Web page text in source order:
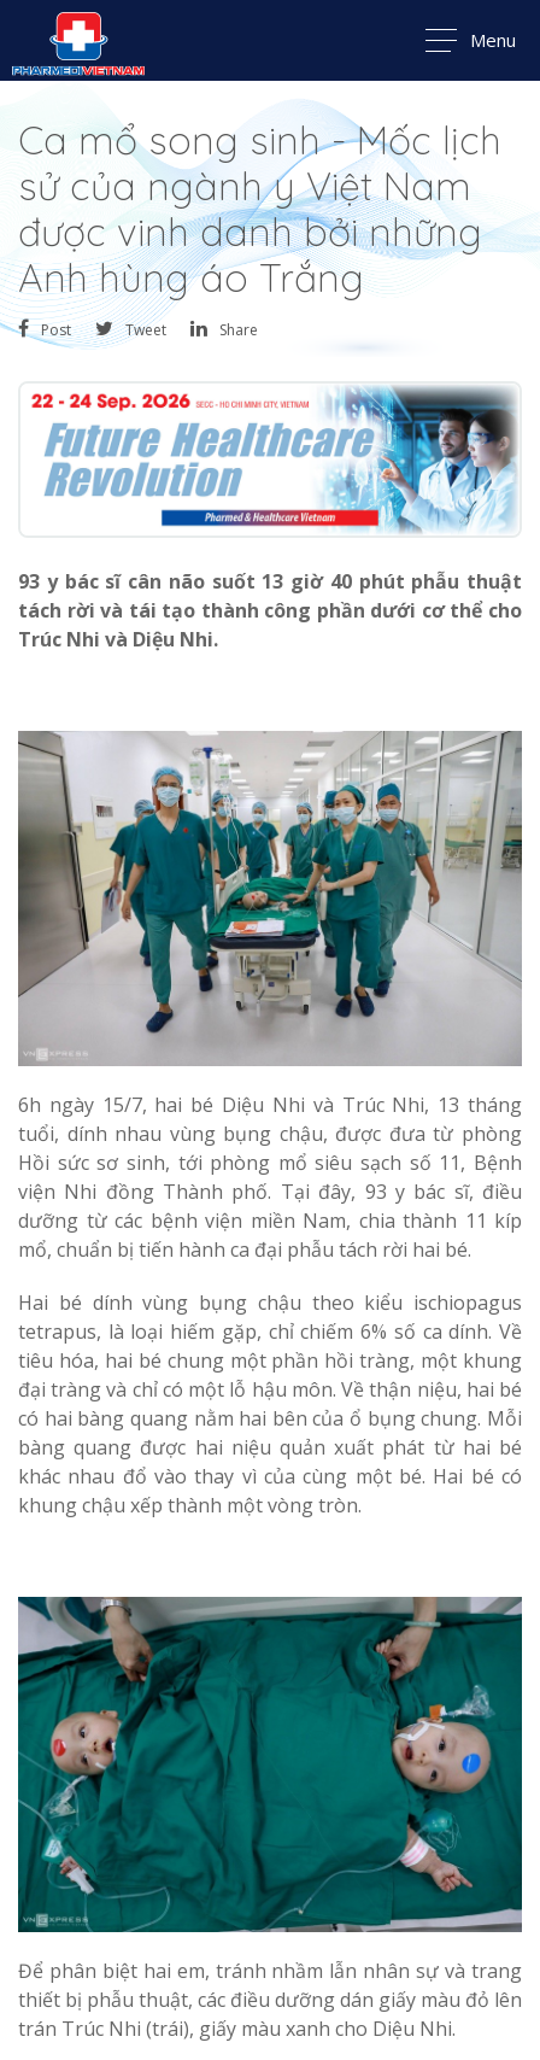
Menu
Ca mổ song sinh - Mốc lịch
sử của ngành y Việt Nam
được vinh danh bởi những
Anh hùng áo Trắng
Post Tweet Share
93 y bác sĩ cân não suốt 13 giờ 40 phút phẫu thuật
tách rời và tái tạo thành công phần dưới cơ thể cho
Trúc Nhi và Diệu Nhi.
6h ngày 15/7, hai bé Diệu Nhi và Trúc Nhi, 13 tháng
tuổi, dính nhau vùng bụng chậu, được đưa từ phòng
Hồi sức sơ sinh, tới phòng mổ siêu sạch số 11, Bệnh
viện Nhi đồng Thành phố. Tại đây, 93 y bác sĩ, điều
dưỡng từ các bệnh viện miền Nam, chia thành 11 kíp
mổ, chuẩn bị tiến hành ca đại phẫu tách rời hai bé.
Hai bé dính vùng bụng chậu theo kiểu ischiopagus
tetrapus, là loại hiếm gặp, chỉ chiếm 6% số ca dính. Về
tiêu hóa, hai bé chung một phần hồi tràng, một khung
đại tràng và chỉ có một lỗ hậu môn. Về thận niệu, hai bé
có hai bàng quang nằm hai bên của ổ bụng chung. Mỗi
bàng quang được hai niệu quản xuất phát từ hai bé
khác nhau đổ vào thay vì của cùng một bé. Hai bé có
khung chậu xếp thành một vòng tròn.
Để phân biệt hai em, tránh nhầm lẫn nhân sự và trang
thiết bị phẫu thuật, các điều dưỡng dán giấy màu đỏ lên
trán Trúc Nhi (trái), giấy màu xanh cho Diệu Nhi.